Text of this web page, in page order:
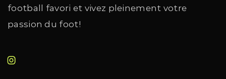
football favori et vivez pleinement votre
passion du foot!